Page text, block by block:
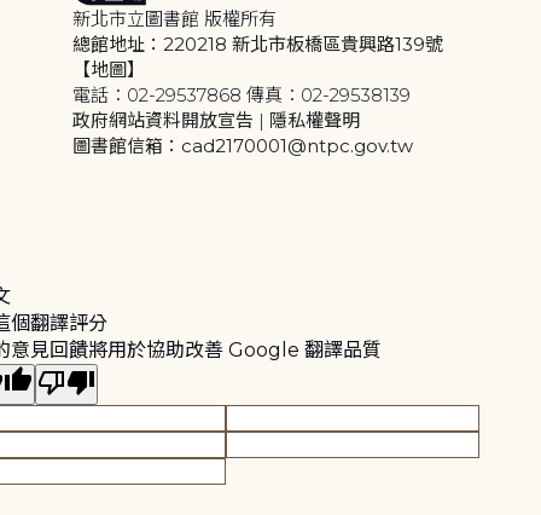
新北市立圖書館 版權所有
總館地址：220218 新北市板橋區貴興路139號
【地圖】
電話：02-29537868 傳真：02-29538139
政府網站資料開放宣告 | 隱私權聲明
圖書館信箱：cad2170001@ntpc.gov.tw
個翻譯評分
意見回饋將用於協助改善 Google 翻譯品質